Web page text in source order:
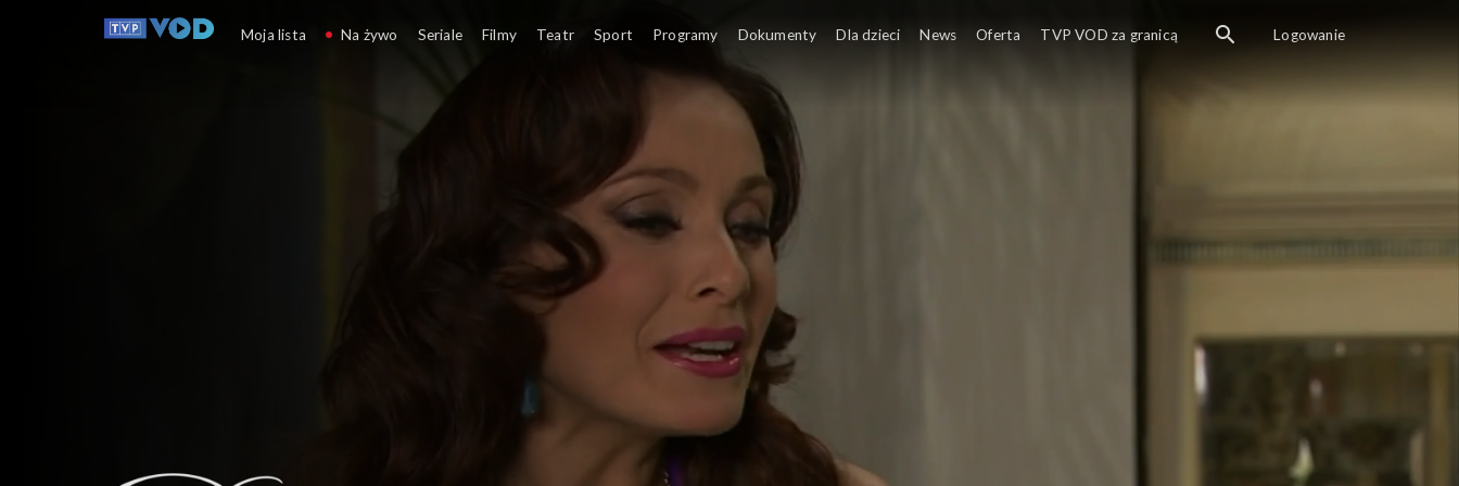
Dzikie serce
Moja lista Na żywo Seriale Filmy Teatr Sport Programy Dokumenty Dla dzieci News Oferta TVP VOD za granicą Logowanie